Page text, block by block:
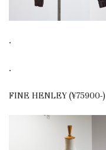
.
.
FINE HENLEY (¥75900-)